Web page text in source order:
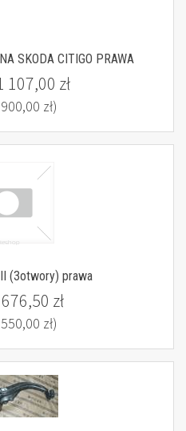
SKODA CITIGO PRAWA
107,00 zł
900,00 zł)
(3otwory) prawa
676,50 zł
550,00 zł)